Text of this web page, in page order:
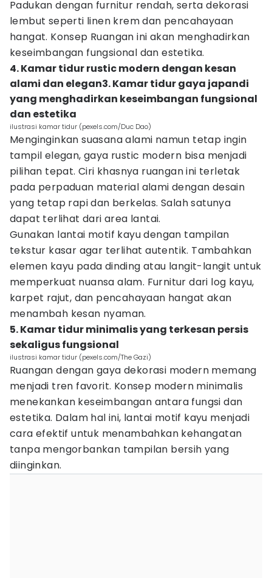
Padukan dengan furnitur rendah, serta dekorasi
lembut seperti linen krem dan pencahayaan
hangat. Konsep Ruangan ini akan menghadirkan
keseimbangan fungsional dan estetika.
4. Kamar tidur rustic modern dengan kesan
alami dan elegan3. Kamar tidur gaya japandi
yang menghadirkan keseimbangan fungsional
dan estetika
ilustrasi kamar tidur (pexels.com/Duc Dao)
Menginginkan suasana alami namun tetap ingin
tampil elegan, gaya rustic modern bisa menjadi
pilihan tepat. Ciri khasnya ruangan ini terletak
pada perpaduan material alami dengan desain
yang tetap rapi dan berkelas. Salah satunya
dapat terlihat dari area lantai.
Gunakan lantai motif kayu dengan tampilan
tekstur kasar agar terlihat autentik. Tambahkan
elemen kayu pada dinding atau langit-langit untuk
memperkuat nuansa alam. Furnitur dari log kayu,
karpet rajut, dan pencahayaan hangat akan
menambah kesan nyaman.
5. Kamar tidur minimalis yang terkesan persis
sekaligus fungsional
ilustrasi kamar tidur (pexels.com/The Gazi)
Ruangan dengan gaya dekorasi modern memang
menjadi tren favorit. Konsep modern minimalis
menekankan keseimbangan antara fungsi dan
estetika. Dalam hal ini, lantai motif kayu menjadi
cara efektif untuk menambahkan kehangatan
tanpa mengorbankan tampilan bersih yang
diinginkan.